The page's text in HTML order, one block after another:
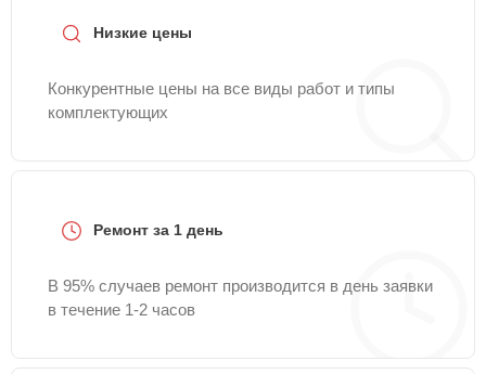
Низкие цены
Конкурентные цены на все виды работ и типы
комплектующих
Ремонт за 1 день
В 95% случаев ремонт производится в день заявки
в течение 1-2 часов